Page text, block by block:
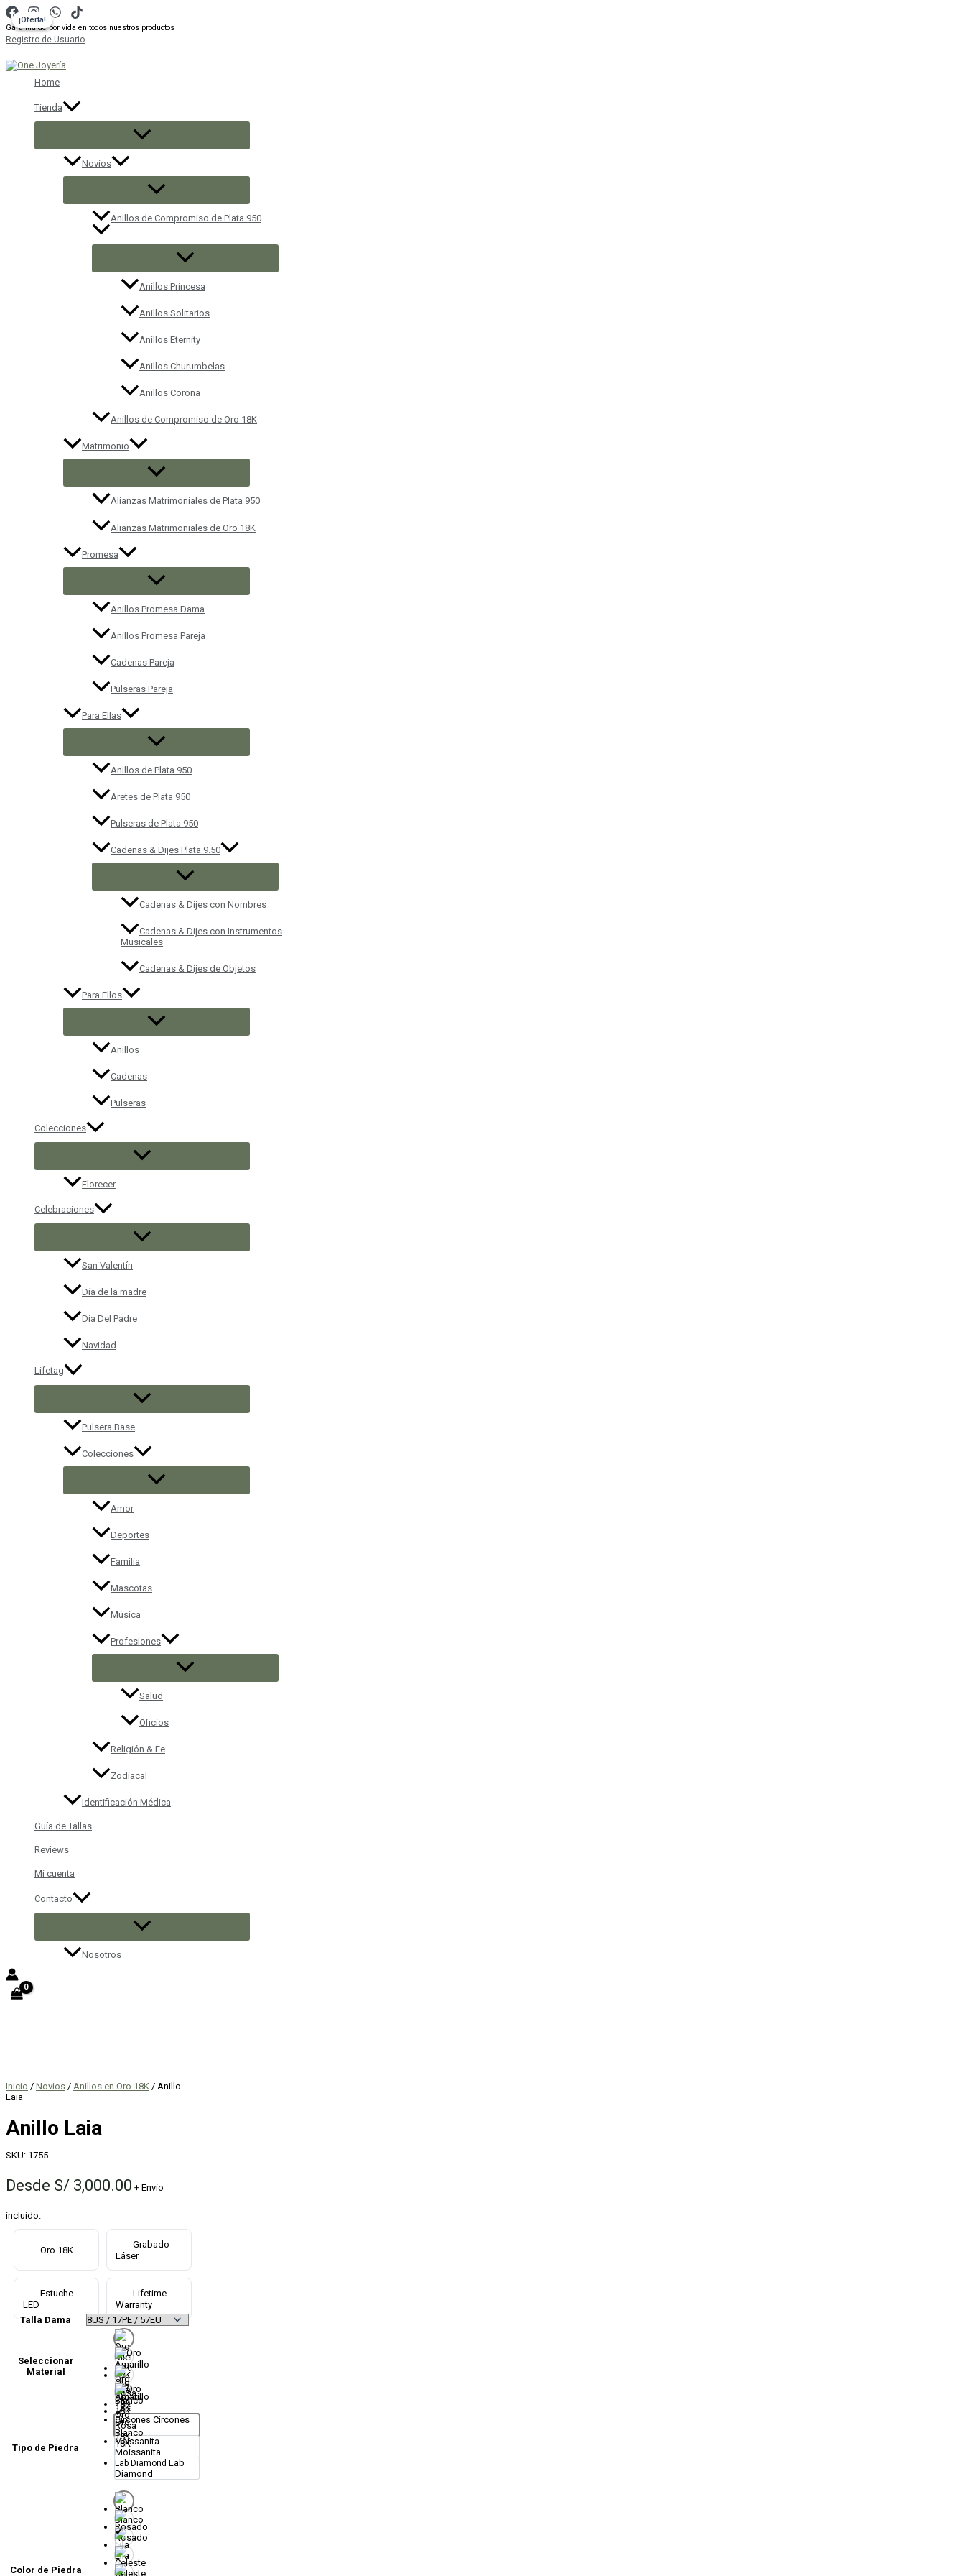
Ir
al
contenido
Garantía de por vida en todos nuestros productos
Registro de Usuario
Home
Tienda
Novios
Anillos de Compromiso de Plata 950
Anillos Princesa
Anillos Solitarios
Anillos Eternity
Anillos Churumbelas
Anillos Corona
Anillos de Compromiso de Oro 18K
Matrimonio
Alianzas Matrimoniales de Plata 950
Alianzas Matrimoniales de Oro 18K
Promesa
Anillos Promesa Dama
Anillos Promesa Pareja
Cadenas Pareja
Pulseras Pareja
Para Ellas
Anillos de Plata 950
Aretes de Plata 950
Pulseras de Plata 950
Cadenas & Dijes Plata 9.50
Cadenas & Dijes con Nombres
Cadenas & Dijes con Instrumentos
Musicales
Cadenas & Dijes de Objetos
Para Ellos
Anillos
Cadenas
Pulseras
Colecciones
Florecer
Celebraciones
San Valentín
Día de la madre
Día Del Padre
Navidad
Lifetag
Pulsera Base
Colecciones
Amor
Deportes
Familia
Mascotas
Música
Profesiones
Salud
Oficios
Religión & Fe
Zodiacal
Identificación Médica
Guía de Tallas
Reviews
Mi cuenta
Contacto
Nosotros
Inicio / Novios / Anillos en Oro 18K / Anillo
Laia
Anillo Laia
SKU: 1755
Desde S/ 3,000.00 + Envío
incluido.
Oro 18K
Grabado
Láser
Estuche
LED
Lifetime
Warranty
Talla Dama
Seleccionar
Material
Oro
Miel
18K
Oro
Amarillo
18K
Oro
Rosa
18K
Oro
Blanco
18K
Tipo de Piedra
Circones Circones
Moissanita
Moissanita
Lab Diamond Lab
Diamond
Color de Piedra
Blanco
Rosado
Lila
Celeste
¡Oferta!
¡Oferta!